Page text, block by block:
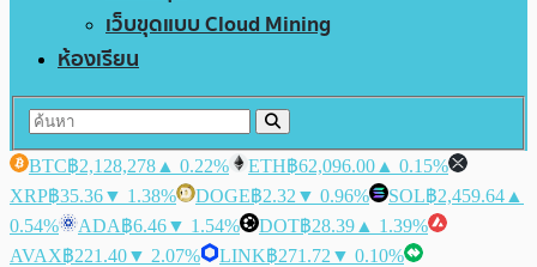
เว็บขุดแบบ Cloud Mining
ห้องเรียน
BTC฿2,128,278 ▲ 0.22% ETH฿62,096.00 ▲ 0.15%
XRP฿35.36▼ 1.38% DOGE฿2.32 ▼ 0.96% SOL฿2,459.64 ▲
0.54%
ADA฿6.46▼ 1.54% DOT฿28.39 ▲ 1.39%
AVAX฿221.40▼ 2.07% LINK฿271.72 ▼ 0.10%